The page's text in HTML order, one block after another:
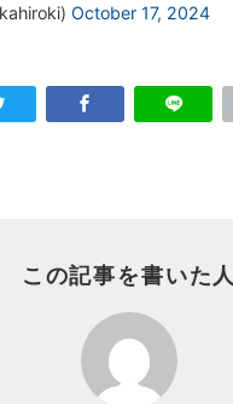
October 17, 2024
この記事を書いた人